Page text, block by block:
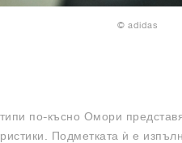
© adidas
по-късно Омори
Подметката ѝ е